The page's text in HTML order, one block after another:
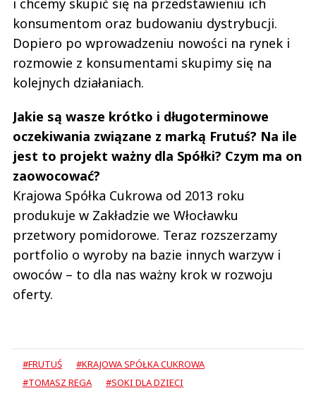
konsumentom oraz budowaniu dystrybucji.
Dopiero po wprowadzeniu nowości na rynek i
rozmowie z konsumentami skupimy się na
kolejnych działaniach.
Jakie są wasze krótko i długoterminowe
oczekiwania związane z marką Frutuś? Na ile
jest to projekt ważny dla Spółki? Czym ma on
zaowocować?
Krajowa Spółka Cukrowa od 2013 roku
produkuje w Zakładzie we Włocławku
przetwory pomidorowe. Teraz rozszerzamy
portfolio o wyroby na bazie innych warzyw i
owoców – to dla nas ważny krok w rozwoju
oferty.
#FRUTUŚ
#KRAJOWA SPÓŁKA CUKROWA
#TOMASZ REGA
#SOKI DLA DZIECI